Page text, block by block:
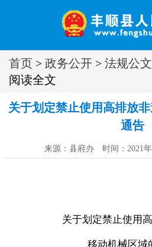
首页 > 政务公开 > 法规公文
阅读全文
关于划定禁止使用高排放
通告
来源：县府办 时间：2021
关于划定禁止使用
移动机械区域